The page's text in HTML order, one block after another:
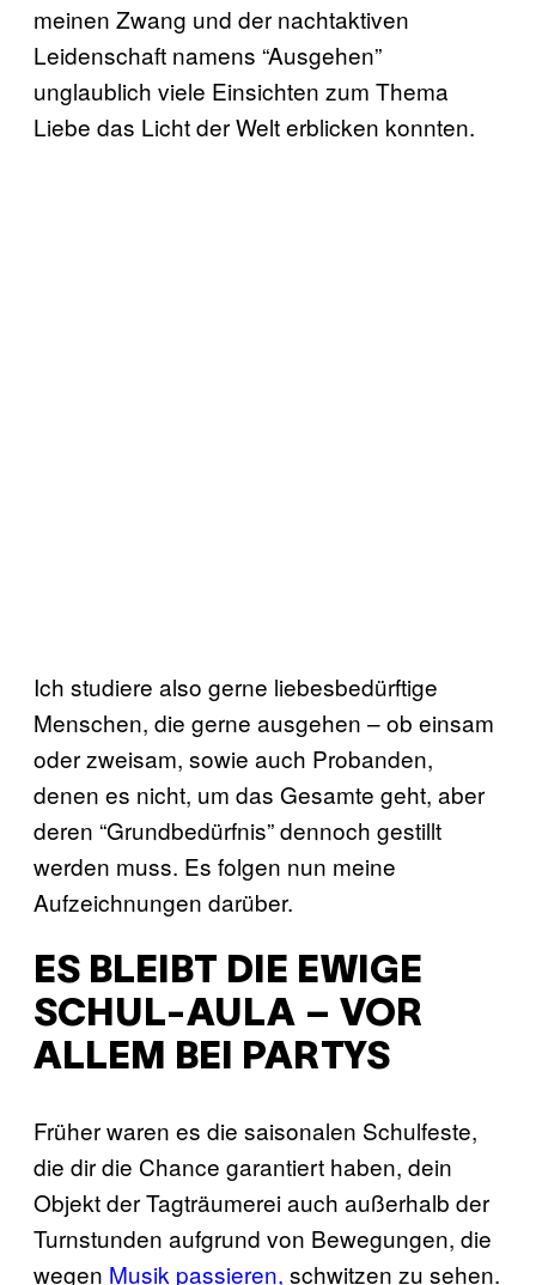
meinen Zwang und der nachtaktiven
Leidenschaft namens “Ausgehen”
unglaublich viele Einsichten zum Thema
Liebe das Licht der Welt erblicken konnten.
Ich studiere also gerne liebesbedürftige
Menschen, die gerne ausgehen – ob einsam
oder zweisam, sowie auch Probanden,
denen es nicht, um das Gesamte geht, aber
deren “Grundbedürfnis” dennoch gestillt
werden muss. Es folgen nun meine
Aufzeichnungen darüber.
ES BLEIBT DIE EWIGE
SCHUL-AULA – VOR
ALLEM BEI PARTYS
Früher waren es die saisonalen Schulfeste,
die dir die Chance garantiert haben, dein
Objekt der Tagträumerei auch außerhalb der
Turnstunden aufgrund von Bewegungen, die
wegen Musik passieren, schwitzen zu sehen.